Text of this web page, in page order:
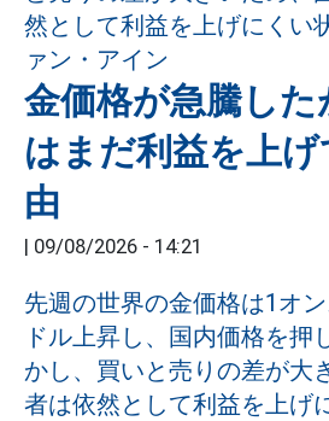
金価格が急騰した
はまだ利益を上
由
09/08/2026 - 14:21
先週の世界の金価格は1オ
ドル上昇し、国内価格を押
かし、買いと売りの差が大
者は依然として利益を上げ